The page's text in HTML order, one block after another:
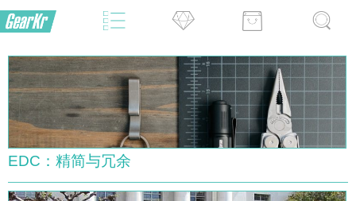
EDC：精简与冗余